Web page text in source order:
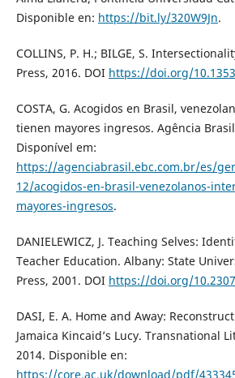
Disponible en: https://bit.ly/320W9Jn.
COLLINS, P. H.; BILGE, S.
Press, 2016. DOI https://doi.org/
COSTA, G. Acogidos en Brasil,
tienen mayores ingresos. Agência
Disponível em:
https://agenciabrasil.ebc.com.br/es/
12/acogidos-en-brasil-venezolanos-
mayores-ingresos.
DANIELEWICZ, J. Teaching Selves:
Teacher Education. Albany: State
Press, 2001. DOI https://doi.org/
DASI, E. A. Home and Away:
Jamaica Kincaid’s Lucy. Transnational
2014. Disponible en:
https://core.ac.uk/download/pdf/